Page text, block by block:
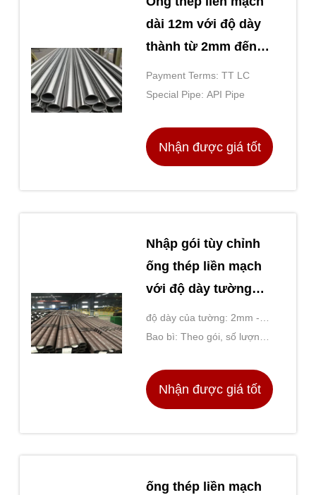
dài 12m với độ dày
thành từ 2mm đến
60mm và tiêu chuẩn
GB/T17396 cho các
cao
Payment Terms: TT LC
Special Pipe: API Pipe
Nhận được giá tốt
Nhập gói tùy chỉnh
ống thép liền mạch
với độ dày tường
2mm 60mm
độ dày của tường: 2mm -
60mm
Bao bì: Theo gói, số lượng
khách hàng
Nhận được giá tốt
ống thép liền mạch